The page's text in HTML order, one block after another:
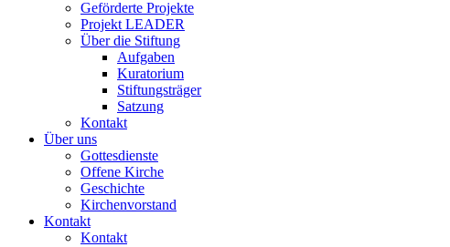
Geförderte Projekte
Projekt LEADER
Über die Stiftung
Aufgaben
Kuratorium
Stiftungsträger
Satzung
Kontakt
Über uns
Gottesdienste
Offene Kirche
Geschichte
Kirchenvorstand
Kontakt
Kontakt